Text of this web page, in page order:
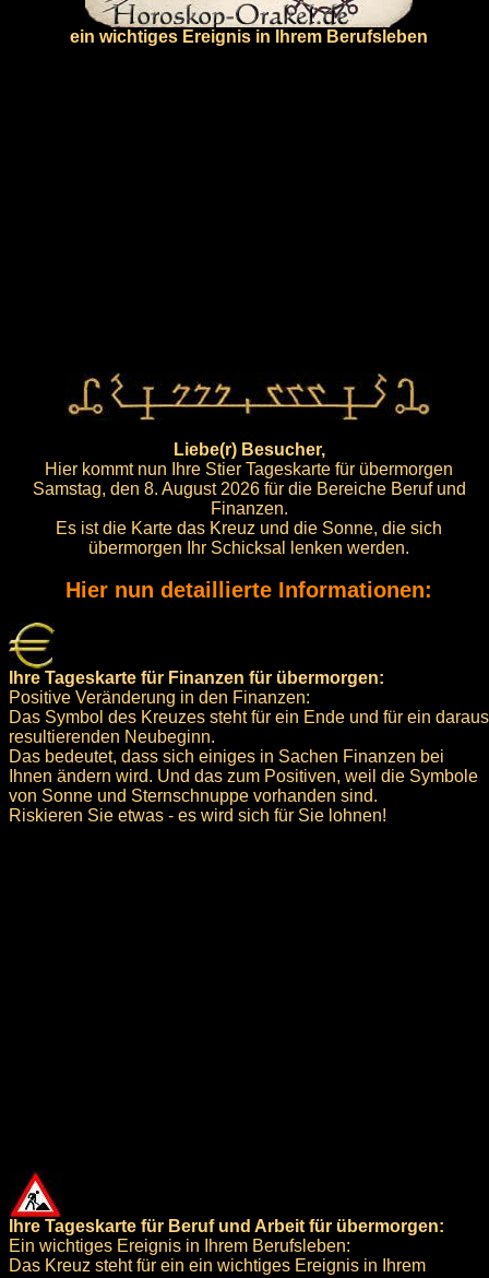
ein wichtiges Ereignis in Ihrem Berufsleben
Liebe(r) Besucher,
Hier kommt nun Ihre Stier Tageskarte für übermorgen
Samstag, den 8. August 2026 für die Bereiche Beruf und
Finanzen.
Es ist die Karte das Kreuz und die Sonne, die sich
übermorgen Ihr Schicksal lenken werden.
Hier nun detaillierte Informationen:
Ihre Tageskarte für Finanzen für übermorgen:
Positive Veränderung in den Finanzen:
Das Symbol des Kreuzes steht für ein Ende und für ein daraus
resultierenden Neubeginn.
Das bedeutet, dass sich einiges in Sachen Finanzen bei
Ihnen ändern wird. Und das zum Positiven, weil die Symbole
von Sonne und Sternschnuppe vorhanden sind.
Riskieren Sie etwas - es wird sich für Sie lohnen!
Ihre Tageskarte für Beruf und Arbeit für übermorgen:
Ein wichtiges Ereignis in Ihrem Berufsleben:
Das Kreuz steht für ein ein wichtiges Ereignis in Ihrem